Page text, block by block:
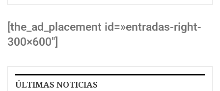
[the_ad_placement id=»entradas-right-
300×600″]
ÚLTIMAS NOTICIAS